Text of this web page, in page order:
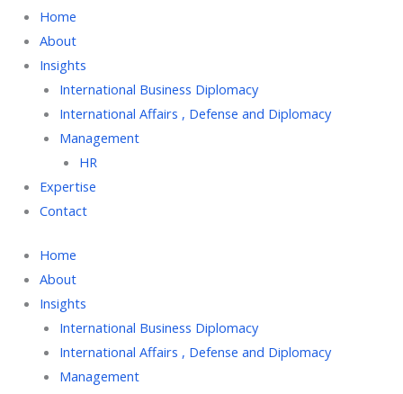
Home
About
Insights
International Business Diplomacy
International Affairs , Defense and Diplomacy
Management
HR
Expertise
Contact
Home
About
Insights
International Business Diplomacy
International Affairs , Defense and Diplomacy
Management